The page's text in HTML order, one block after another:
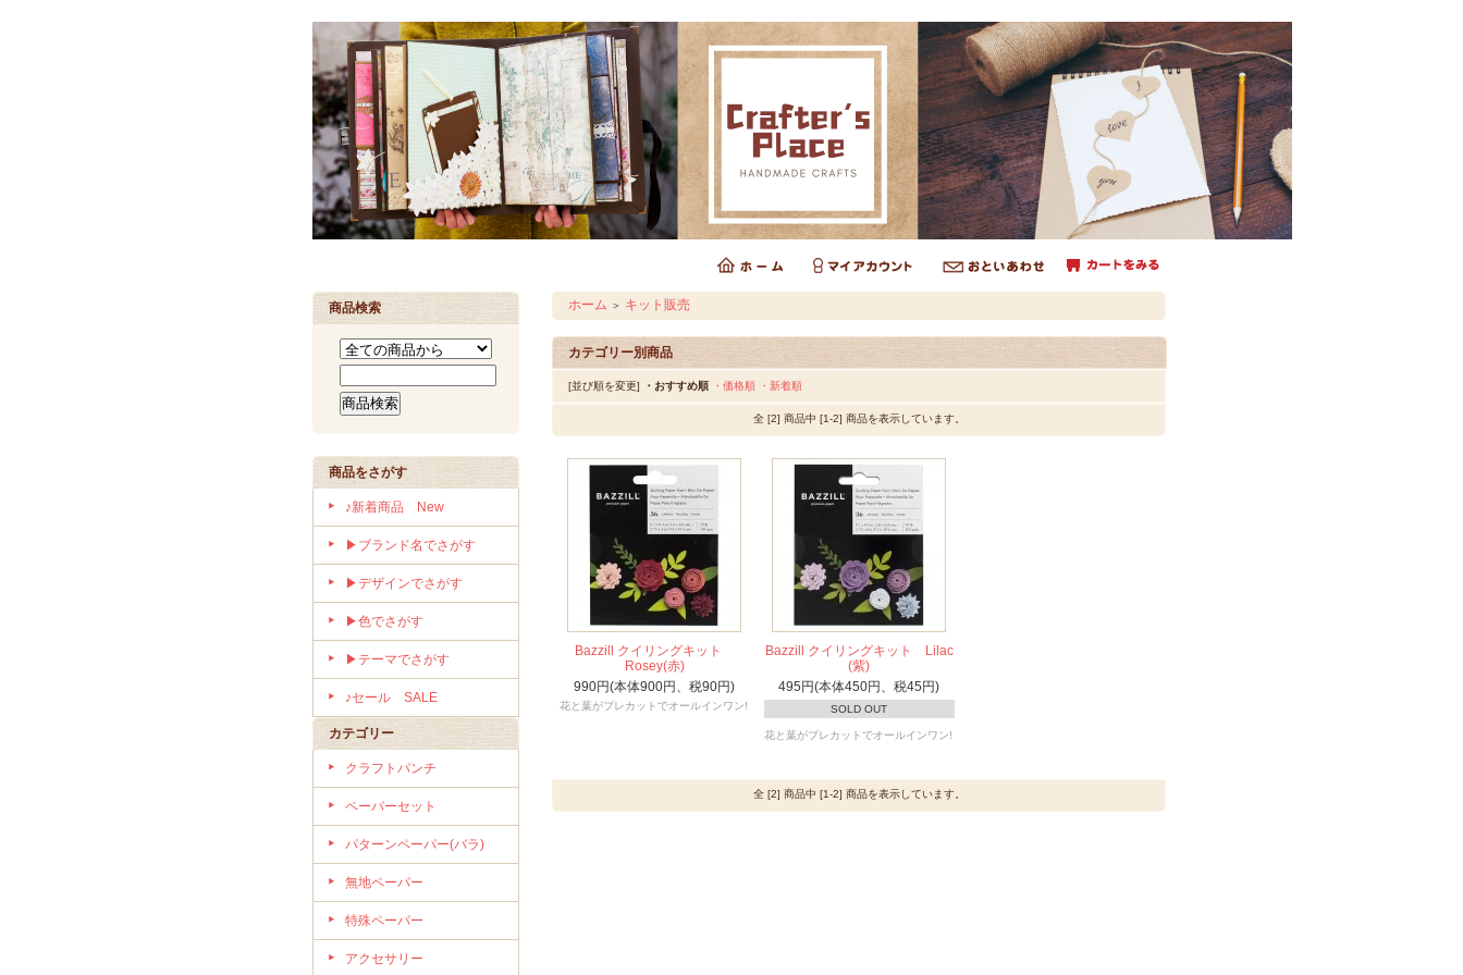
商品検索
商品をさがす
♪新着商品 New
▶ブランド名でさがす
▶デザインでさがす
▶色でさがす
▶テーマでさがす
♪セール SALE
カテゴリー
クラフトパンチ
ペーパーセット
パターンペーパー(バラ)
無地ペーパー
特殊ペーパー
アクセサリー
ホーム ＞ キット販売
カテゴリー別商品
[並び順を変更] ・おすすめ順 ・価格順 ・新着順
全 [2] 商品中 [1-2] 商品を表示しています。
Bazzill クイリングキット
Rosey(赤)
990円(本体900円、税90円)
花と葉がプレカットでオールインワン!
Bazzill クイリングキット Lilac
(紫)
495円(本体450円、税45円)
SOLD OUT
花と葉がプレカットでオールインワン!
全 [2] 商品中 [1-2] 商品を表示しています。